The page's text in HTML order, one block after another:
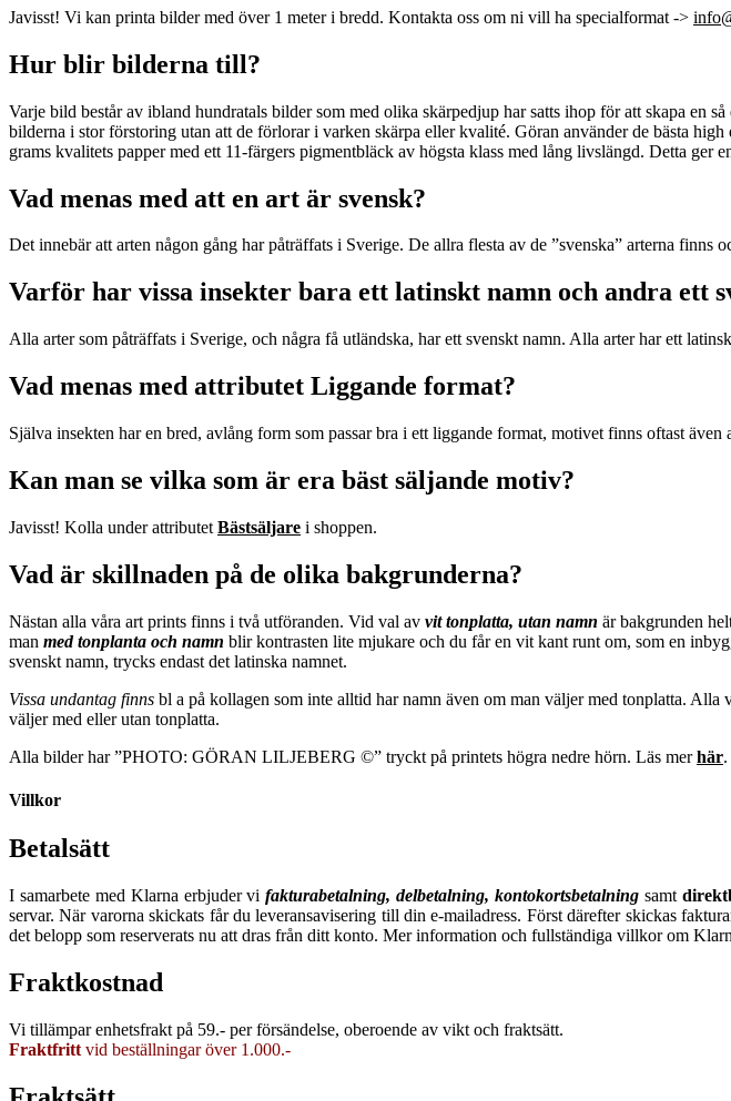
Javisst! Vi kan printa bilder med över 1 meter i bredd. Kontakta oss om ni vill ha specialformat ->
Hur blir bilderna till?
Varje bild består av ibland hundratals bilder som med olika skärpedjup har satts ihop för att skapa
bilderna i stor förstoring utan att de förlorar i varken skärpa eller kvalité. Göran använder de bästa
grams kvalitets papper med ett 11-färgers pigmentbläck av högsta klass med lång livslängd. Detta
Vad menas med att en art är svensk?
Det innebär att arten någon gång har påträffats i Sverige. De allra flesta av de ”svenska” arterna finns
Varför har vissa insekter bara ett latinskt namn och andra ett
Alla arter som påträffats i Sverige, och några få utländska, har ett svenskt namn. Alla arter har ett
Vad menas med attributet Liggande format?
Själva insekten har en bred, avlång form som passar bra i ett liggande format, motivet finns oftast
Kan man se vilka som är era bäst säljande motiv?
Javisst! Kolla under attributet Bästsäljare i shoppen.
Vad är skillnaden på de olika bakgrunderna?
Nästan alla våra art prints finns i två utföranden. Vid val av vit tonplatta, utan namn är bakgrunden
man med tonplanta och namn blir kontrasten lite mjukare och du får en vit kant runt om, som en
svenskt namn, trycks endast det latinska namnet.
Vissa undantag finns bl a på kollagen som inte alltid har namn även om man väljer med tonplatta. Alla
väljer med eller utan tonplatta.
Alla bilder har ”PHOTO: GÖRAN LILJEBERG ©” tryckt på printets högra nedre hörn. Läs merhär.
Villkor
Betalsätt
I samarbete med Klarna erbjuder vi fakturabetalning, delbetalning, kontokortsbetalning samt
servar. När varorna skickats får du leveransavisering till din e-mailadress. Först därefter skickas
det belopp som reserverats nu att dras från ditt konto. Mer information och fullständiga villkor om
Fraktkostnad
Vi tillämpar enhetsfrakt på 59.- per försändelse, oberoende av vikt och fraktsätt.
Fraktfritt vid beställningar över 1.000.-